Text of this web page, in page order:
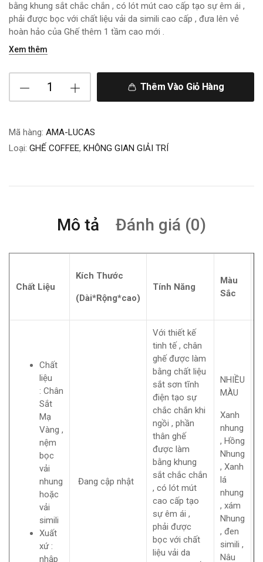
bằng khung sắt chắc chắn , có lót mút cao cấp tạo sự êm ái ,
phải được bọc với chất liệu vải da simili cao cấp , đưa lên vẻ
hoàn hảo của Ghế thêm 1 tầm cao mới .
Xem thêm
Thêm Vào Giỏ Hàng
Mã hàng: AMA-LUCAS
Loại: GHẾ COFFEE, KHÔNG GIAN GIẢI TRÍ
Mô tả Đánh giá (0)
Chất Liệu
Kích Thước
(Dài*Rộng*cao)
Tính Năng
Màu
Sắc
Chất
liệu
: Chân
Sắt
Mạ
Vàng ,
nệm
bọc
vải
nhung
hoặc
vải
simili
Xuất
xứ :
nhập
Đang cập nhật
Với thiết kế
tinh tế , chân
ghế được làm
bằng chất liệu
sắt sơn tĩnh
điện tạo sự
chắc chắn khi
ngồi , phần
thân ghế
được làm
bằng khung
sắt chắc chắn
, có lót mút
cao cấp tạo
sự êm ái ,
phải được
bọc với chất
liệu vải da
NHIỀU
MÀU
Xanh
nhung
, Hồng
Nhung
, Xanh
lá
nhung
, xám
Nhung
, đen
simili ,
Nâu